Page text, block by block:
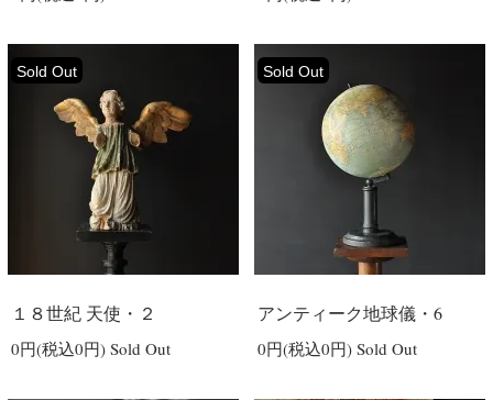
Sold Out
１８世紀 天使・２
0円(税込0円) Sold Out
Sold Out
アンティーク地球儀・6
0円(税込0円) Sold Out